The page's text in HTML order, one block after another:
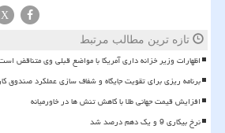
X
تازه ترین مطالب مرتبط
اظهارات وزیر خزانه داری آمریکا با مواضع قبلی وی متناقض
برنامه ریزی برای تقویت جایگاه و شفاف سازی عملکرد صندوق
افزایش قیمت جهانی طلا با کاهش تنش ها در خاورمیانه
نرخ بیکاری 9 و یک دهم درصد شد